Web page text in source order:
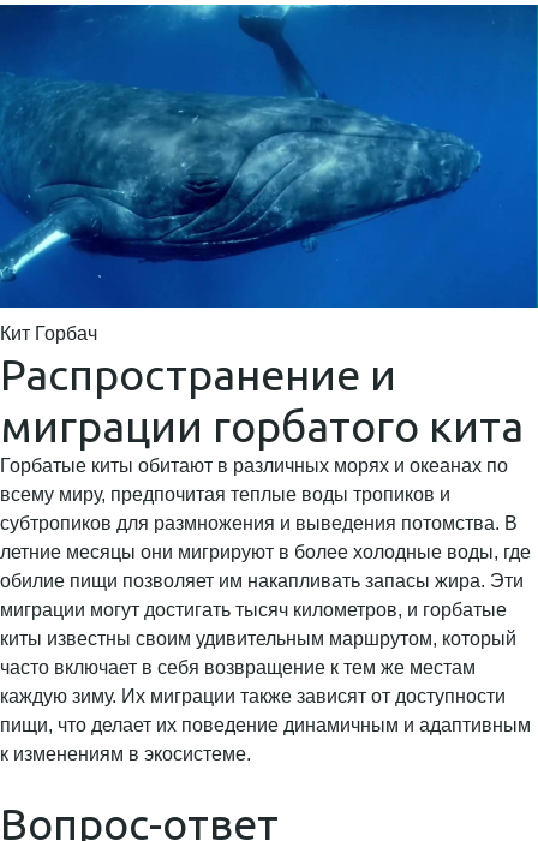
Кит Горбач
Распространение и
миграции горбатого кита
Горбатые киты обитают в различных морях и океанах по
всему миру, предпочитая теплые воды тропиков и
субтропиков для размножения и выведения потомства. В
летние месяцы они мигрируют в более холодные воды, где
обилие пищи позволяет им накапливать запасы жира. Эти
миграции могут достигать тысяч километров, и горбатые
киты известны своим удивительным маршрутом, который
часто включает в себя возвращение к тем же местам
каждую зиму. Их миграции также зависят от доступности
пищи, что делает их поведение динамичным и адаптивным
к изменениям в экосистеме.
Вопрос-ответ